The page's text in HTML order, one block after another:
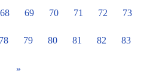
68 69 70 71 72 73
78 79 80 81 82 83
»